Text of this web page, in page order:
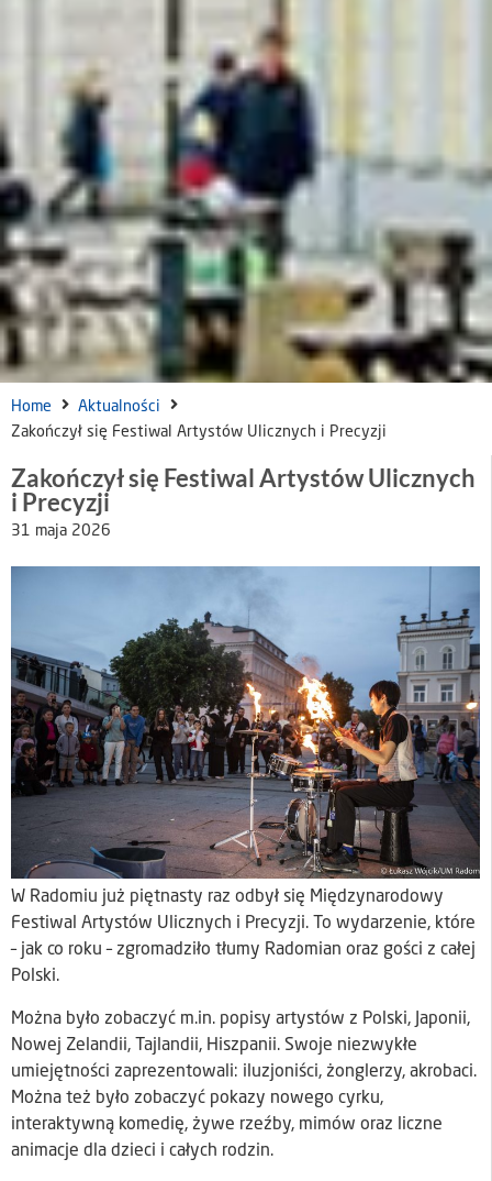
Home
Aktualności
Zakończył się Festiwal Artystów Ulicznych i Precyzji
Zakończył się Festiwal Artystów Ulicznych
i Precyzji
31 maja 2026
W Radomiu już piętnasty raz odbył się Międzynarodowy
Festiwal Artystów Ulicznych i Precyzji. To wydarzenie, które
– jak co roku – zgromadziło tłumy Radomian oraz gości z całej
Polski.
Można było zobaczyć m.in. popisy artystów z Polski, Japonii,
Nowej Zelandii, Tajlandii, Hiszpanii. Swoje niezwykłe
umiejętności zaprezentowali: iluzjoniści, żonglerzy, akrobaci.
Można też było zobaczyć pokazy nowego cyrku,
interaktywną komedię, żywe rzeźby, mimów oraz liczne
animacje dla dzieci i całych rodzin.